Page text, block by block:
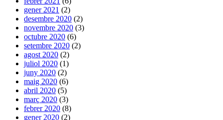
gener 2021 (2)
desembre 2020 (2)
novembre 2020 (3)
octubre 2020 (6)
setembre 2020 (2)
agost 2020 (2)
juliol 2020 (1)
juny 2020 (2)
maig 2020 (6)
abril 2020 (5)
març 2020 (3)
febrer 2020 (8)
gener 2020 (2)